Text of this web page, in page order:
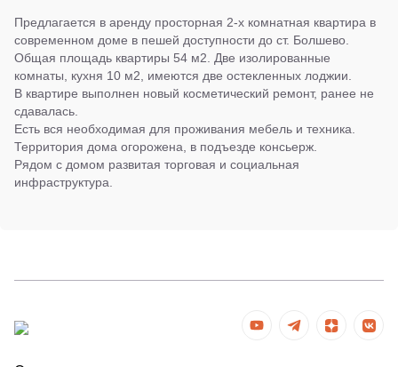
Предлагается в аренду просторная 2-х комнатная квартира в
современном доме в пешей доступности до ст. Болшево.
Общая площадь квартиры 54 м2. Две изолированные
комнаты, кухня 10 м2, имеются две остекленных лоджии.
В квартире выполнен новый косметический ремонт, ранее не
сдавалась.
Есть вся необходимая для проживания мебель и техника.
Территория дома огорожена, в подъезде консьерж.
Рядом с домом развитая торговая и социальная
инфраструктура.